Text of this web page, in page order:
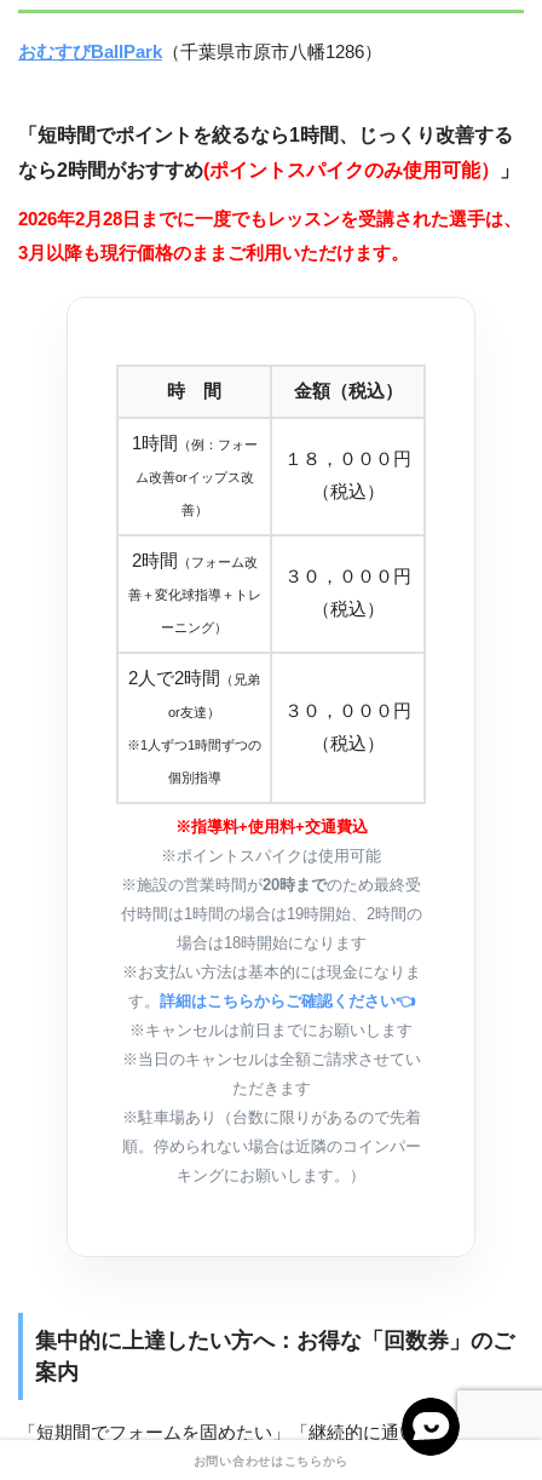
おむすびBallPark （千葉県市原市八幡1286）
「短時間でポイントを絞るなら1時間、じっくり改善する
なら2時間がおすすめ(ポイントスパイクのみ使用可能） 」
2026年2月28日までに一度でもレッスンを受講された選手は、
3月以降も現行価格のままご利用いただけます。
時 間 金額（税込）
1時間 （例：フォー
ム改善orイップス改
善）
１８，０００円
（税込）
2時間 （フォーム改
善＋変化球指導＋トレ
ーニング）
３０，０００円
（税込）
2人で2時間 （兄弟
or友達）
※1人ずつ1時間ずつの
個別指導
３０，０００円
（税込）
※指導料+使用料+交通費込
※ポイントスパイクは使用可能
※施設の営業時間が20時までのため最終受
付時間は1時間の場合は19時開始、2時間の
場合は18時開始になります
※お支払い方法は基本的には現金になりま
す。 詳細はこちらからご確認ください👈
※キャンセルは前日までにお願いします
※当日のキャンセルは全額ご請求させてい
ただきます
※駐車場あり（台数に限りがあるので先着
順。停められない場合は近隣のコインパー
キングにお願いします。）
集中的に上達したい方へ：お得な「回数券」のご
案内
「短期間でフォームを固めたい」「継続的に通いたい」とい
うお声に応え、受講料が割安になる回数券をご用意しまし
お問い合わせはこちらから